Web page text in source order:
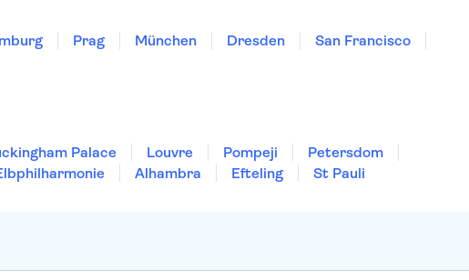
Prag München Dresden
San Francisco
Palace Louvre Pompeji
Petersdom
Alhambra Efteling
St Pauli